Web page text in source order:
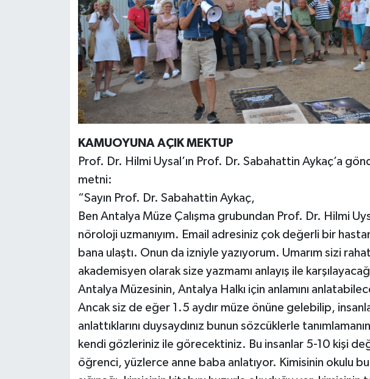
KAMUOYUNA AÇIK MEKTUP
Prof. Dr. Hilmi Uysal’ın Prof. Dr. Sabahattin Aykaç’a
metni:
“Sayın Prof. Dr. Sabahattin Aykaç,
Ben Antalya Müze Çalışma grubundan Prof. Dr. Hilmi
nöroloji uzmanıyım. Email adresiniz çok değerli bir
bana ulaştı. Onun da izniyle yazıyorum. Umarım sizi
akademisyen olarak size yazmamı anlayış ile
Antalya Müzesinin, Antalya Halkı için anlamını
Ancak siz de eğer 1.5 aydır müze önüne gelebilip,
anlattıklarını duysaydınız bunun sözcüklerle
kendi gözleriniz ile görecektiniz. Bu insanlar 5-10 kişi
öğrenci, yüzlerce anne baba anlatıyor. Kimisinin okulu